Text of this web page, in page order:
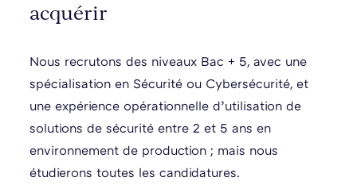
acquérir
Nous recrutons des niveaux Bac + 5, avec une
spécialisation en Sécurité ou Cybersécurité, et
une expérience opérationnelle d’utilisation de
solutions de sécurité entre 2 et 5 ans en
environnement de production ; mais nous
étudierons toutes les candidatures.